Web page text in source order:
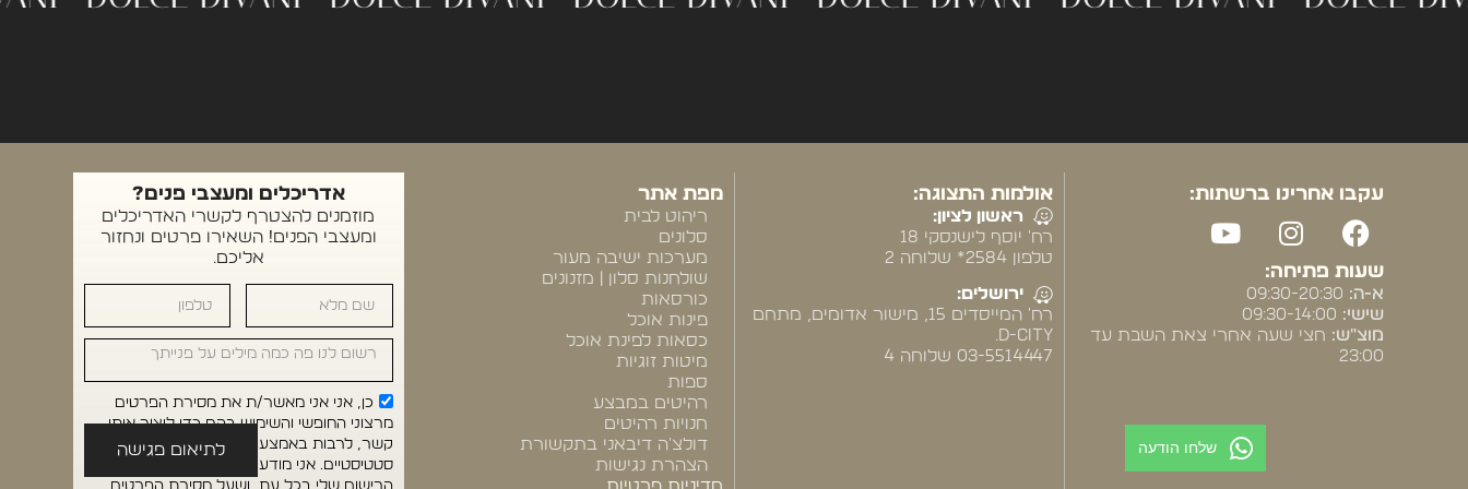
לתיאום פגישה
עקבו אחרינו ברשתות:
שעות פתיחה:
א-ה:
שישי:
מוצ"ש: חצי שעה אחרי צאת השבת עד
23:00
אולמות התצוגה:
ראשון לציון:
רח' יוסף לישנסקי 18
טלפון 2584* שלוחה 2
ירושלים:
רח' המייסדים 15, מישור אדומים, מתחם
D-CITY.
03-5514447 שלוחה 4
מפת אתר
ריהוט לבית
סלונים
מערכות ישיבה מעור
שולחנות סלון | מזנונים
כורסאות
פינות אוכל
כסאות לפינת אוכל
מיטות זוגיות
ספות
רהיטים במבצע
חנויות רהיטים
דולצ'ה דיבאני בתקשורת
הצהרת נגישות
מדיניות פרטיות
אדריכלים ומעצבי פנים?
מוזמנים להצטרף לקשרי האדריכלים
ומעצבי הפנים! השאירו פרטים ונחזור
אליכם.
כן, אני אני מאשר/ת את מסירת הפרטים
מרצוני החופשי והשימוש בהם כדי ליצור איתי
קשר, לרבות באמצעות דיוור ישיר, וכן לצרכים
סטטיסטיים. אני מודע/ת שאוכל לבטל את
שלחו הודעה